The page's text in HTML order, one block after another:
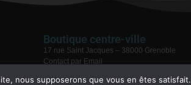
Boutique centre-ville
17 rue Saint Jacques – 38000 Grenoble
Contact par Email
nous supposerons que vous en êtes satisfait.